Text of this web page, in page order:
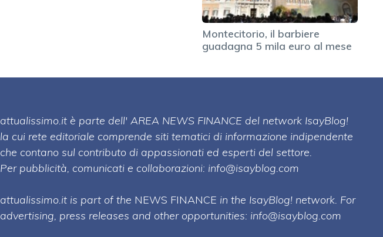
Montecitorio, il barbiere
guadagna 5 mila euro al mese
attualissimo.it è parte dell' AREA NEWS FINANCE del network IsayBlog!
la cui rete editoriale comprende siti tematici di informazione indipendente
che contano sul contributo di appassionati ed esperti del settore.
Per pubblicità, comunicati e collaborazioni: info@isayblog.com
attualissimo.it is part of the NEWS FINANCE in the IsayBlog! network. For
advertising, press releases and other opportunities: info@isayblog.com